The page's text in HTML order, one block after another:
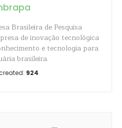
Brasileira de Pesquisa
de inovação tecnológica
e tecnologia para
brasileira.
924